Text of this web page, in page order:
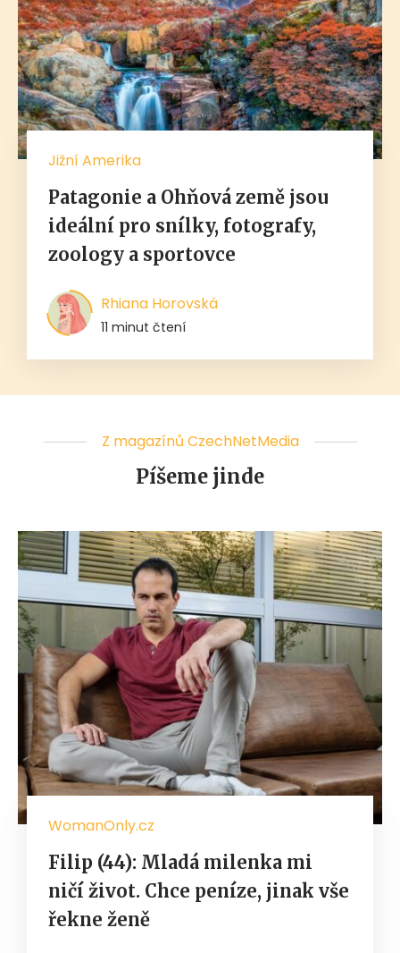
Jižní Amerika
Patagonie a Ohňová země jsou
ideální pro snílky, fotografy,
zoology a sportovce
Rhiana Horovská
11 minut čtení
Z magazínů CzechNetMedia
Píšeme jinde
WomanOnly.cz
Filip (44): Mladá milenka mi
ničí život. Chce peníze, jinak vše
řekne ženě